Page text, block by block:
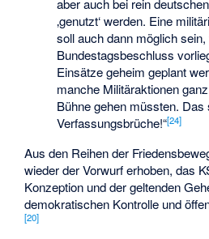
aber auch bei rein
‚genutzt‘ werden. Eine
soll auch dann möglich
Bundestagsbeschluss
Einsätze geheim geplant
manche Militäraktionen
Bühne gehen müssten. Das
Verfassungsbrüche!“[24]
Aus den Reihen der
wieder der Vorwurf erhoben, das
Konzeption und der geltenden
demokratischen Kontrolle und
[20]